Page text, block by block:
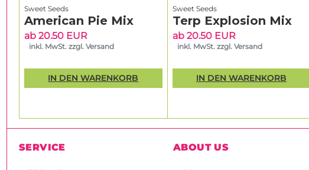
Sweet Seeds
American Pie Mix
ab 20.50 EUR
inkl. MwSt. zzgl. Versand
IN DEN WARENKORB
Sweet Seeds
Terp Explosion Mix
ab 20.50 EUR
inkl. MwSt. zzgl. Versand
IN DEN WARENKORB
SERVICE ABOUT US